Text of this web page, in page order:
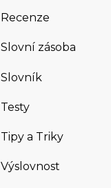
Recenze
Slovní zásoba
Slovník
Testy
Tipy a Triky
Výslovnost